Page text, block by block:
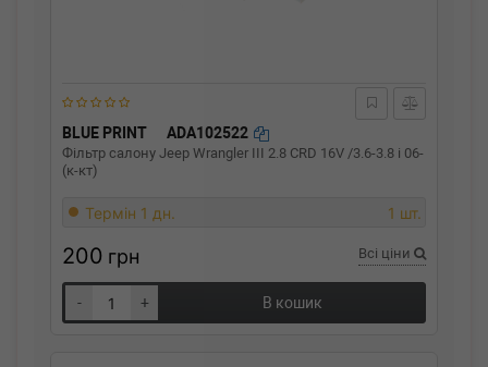
BLUE PRINT ADA102522
Фільтр салону Jeep Wrangler III 2.8 CRD 16V /3.6-3.8 i 06-
(к-кт)
Термін 1 дн. 1 шт.
200 грн Всі ціни
- + В кошик